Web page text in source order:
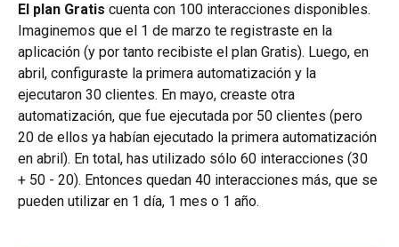
El plan Gratis cuenta con 100 interacciones disponibles.
Imaginemos que el 1 de marzo te registraste en la
aplicación (y por tanto recibiste el plan Gratis). Luego, en
abril, configuraste la primera automatización y la
ejecutaron 30 clientes. En mayo, creaste otra
automatización, que fue ejecutada por 50 clientes (pero
20 de ellos ya habían ejecutado la primera automatización
en abril). En total, has utilizado sólo 60 interacciones (30
+ 50 - 20). Entonces quedan 40 interacciones más, que se
pueden utilizar en 1 día, 1 mes o 1 año.